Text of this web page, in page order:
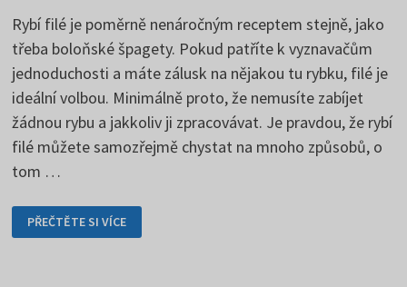
Rybí filé je poměrně nenáročným receptem stejně, jako
třeba boloňské špagety. Pokud patříte k vyznavačům
jednoduchosti a máte zálusk na nějakou tu rybku, filé je
ideální volbou. Minimálně proto, že nemusíte zabíjet
žádnou rybu a jakkoliv ji zpracovávat. Je pravdou, že rybí
filé můžete samozřejmě chystat na mnoho způsobů, o
tom …
RYBÍ
FILÉ
MŮŽE
PŘEČTĚTE SI VÍCE